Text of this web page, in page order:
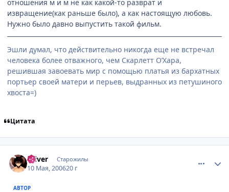
отношения м и м не как какой-то разврат и
извращение(как раньше было), а как настоящую любовь.
Нужно было давно выпустить такой фильм.
Эшли думал, что действительно никогда еще не встречал
человека более отважного, чем Скарлетт О’Хара,
решившая завоевать мир с помощью платья из бархатных
портьер своей матери и перьев, выдранных из петушиного
хвоста=)
Цитата
Oliver Старожилы
10 Мая, 200620 г
АВТОР